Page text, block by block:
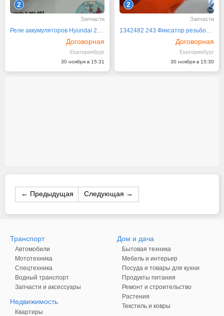
2
Запчасти
Реле аккумуляторов Hyundai 21QA-70010
Договорная
Екатеринбург
30 ноября в 15:31
2
Запчасти
1342482 243 Фиксатор резьбовой средней прочности
Договорная
Екатеринбург
30 ноября в 15:30
← Предыдущая Следующая →
Транспорт
Автомобили
Мототехника
Спецтехника
Водный транспорт
Запчасти и аксессуары
Недвижимость
Квартиры
Дом и дача
Бытовая техника
Мебель и интерьер
Посуда и товары для кухни
Продукты питания
Ремонт и строительство
Растения
Текстиль и ковры